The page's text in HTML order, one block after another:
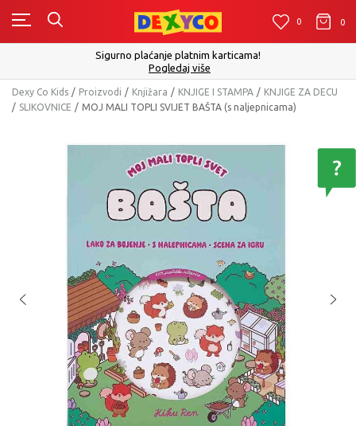
0 0
Sigurno plaćanje platnim karticama!
Pogledaj više
Dexy Co Kids Proizvodi Knjižara KNJIGE I STAMPA
KNJIGE ZA DECU
SLIKOVNICE
MOJ MALI TOPLI SVIJET BAŠTA (s naljepnicama)